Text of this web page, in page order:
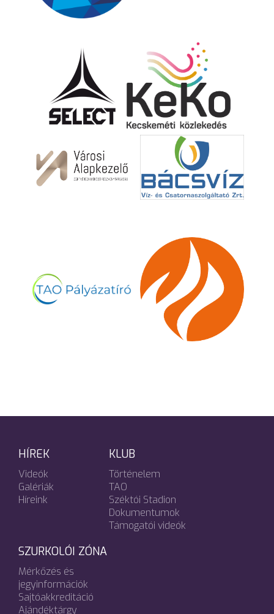
HÍREK
Videók
Galériák
Híreink
KLUB
Történelem
TAO
Széktói Stadion
Dokumentumok
Támogatói videók
SZURKOLÓI ZÓNA
Mérkőzés és
jegyinformációk
Sajtóakkreditáció
Ajándéktárgy